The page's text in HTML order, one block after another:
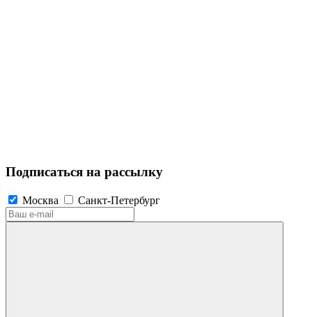
Подписаться на рассылку
Москва Санкт-Петербург